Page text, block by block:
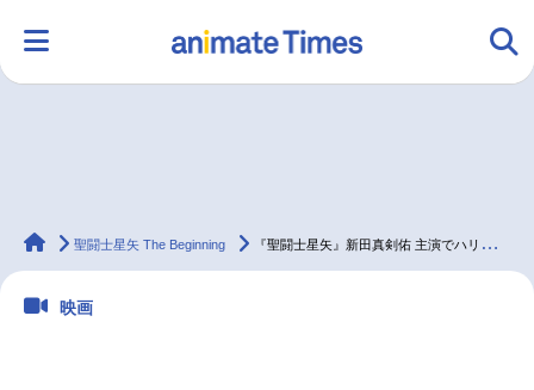
ラジオ みんなの声 グッズ 映画
animateTimes
聖闘士星矢 The Beginning 『聖闘士星矢』新田真剣佑 主演でハリウッド実写映画化
映画